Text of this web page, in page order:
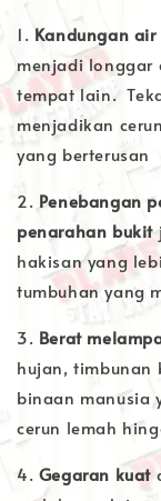
1. Kandungan
menjadi longgar
tempat lain.
menjadikan
yang berterusan
2. Penebangan
penarahan bukit
hakisan yang
tumbuhan yang
3. Berat
hujan, timbunan
binaan manusia
cerun lemah
4. Gegaran kuat